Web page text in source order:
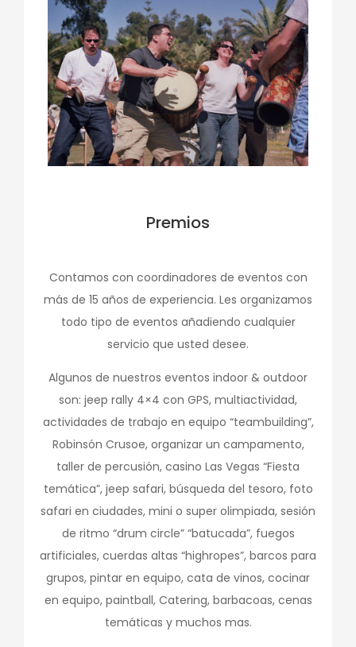
Premios
Contamos con coordinadores de eventos con
más de 15 años de experiencia. Les organizamos
todo tipo de eventos añadiendo cualquier
servicio que usted desee.
Algunos de nuestros eventos indoor & outdoor
son: jeep rally 4×4 con GPS, multiactividad,
actividades de trabajo en equipo “teambuilding”,
Robinsón Crusoe, organizar un campamento,
taller de percusión, casino Las Vegas “Fiesta
temática”, jeep safari, búsqueda del tesoro, foto
safari en ciudades, mini o super olimpiada, sesión
de ritmo “drum circle” “batucada”, fuegos
artificiales, cuerdas altas “highropes”, barcos para
grupos, pintar en equipo, cata de vinos, cocinar
en equipo, paintball, Catering, barbacoas, cenas
temáticas y muchos mas.